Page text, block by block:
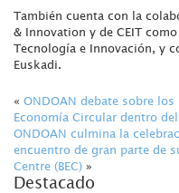
También cuenta con la
& Innovation y de CEIT
Tecnología e Innovación, y
Euskadi.
« ONDOAN debate sobre
Economía Circular dentro
ONDOAN culmina la
encuentro de gran parte de
Centre (BEC) »
Destacado